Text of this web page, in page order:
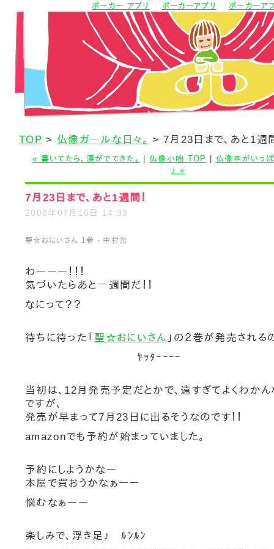
ポーカー アプリ ポーカーアプリ ポーカーア
TOP > 仏像ガールな日々。 > 7月23日まで、あと1週
« 書いてたら、涙がでてきた。 仏像小咄 TOP
仏像本がいっ
♪ »
7月23日まで、あと1週間！
2008年07月16日 14:33
聖☆おにいさん 1巻 - 中村光
わーーー！！！
気づいたらあと一週間だ！！
なにって？？
待ちに待った「 聖☆おにいさん 」の２巻が発売される
ﾔｯﾀｰｰｰｰ
当初は、12月発売予定だとかで、遠すぎてよくわか
ですが、
発売が早まって7月23日に出るそうなのです！！
amazonでも予約が始まっていました。
予約にしようかなー
本屋で買おうかなぁーー
悩むなぁーー
楽しみで、浮き足♪ ﾙﾝﾙﾝ